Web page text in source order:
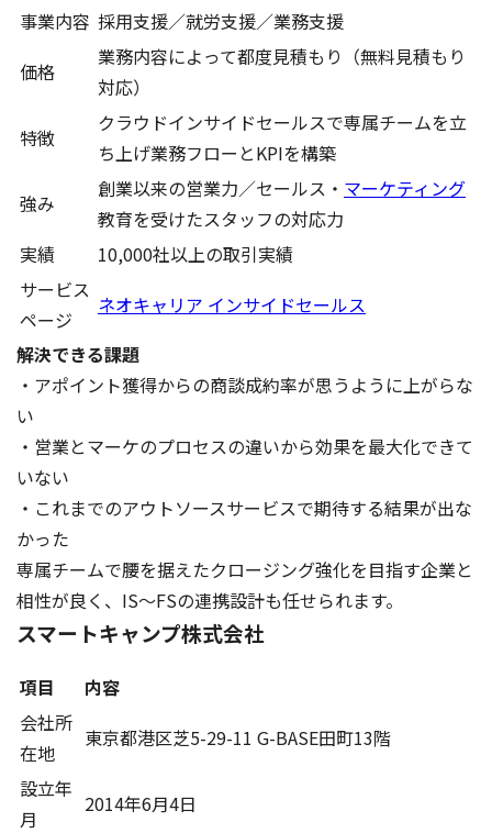
事業内容 採用支援／就労支援／業務支援
価格
業務内容によって都度見積もり（無料見積もり
対応）
特徴
クラウドインサイドセールスで専属チームを立
ち上げ業務フローとKPIを構築
強み
創業以来の営業力／セールス・ マーケティング
教育を受けたスタッフの対応力
実績
10,000社以上の取引実績
サービス
ページ
ネオキャリア インサイドセールス
解決できる課題
・アポイント獲得からの商談成約率が思うように上がらな
い
・営業とマーケのプロセスの違いから効果を最大化できて
いない
・これまでのアウトソースサービスで期待する結果が出な
かった
専属チームで腰を据えたクロージング強化を目指す企業と
相性が良く、IS〜FSの連携設計も任せられます。
スマートキャンプ株式会社
項目
内容
会社所
在地
東京都港区芝5-29-11 G-BASE田町13階
設立年
月
2014年6月4日